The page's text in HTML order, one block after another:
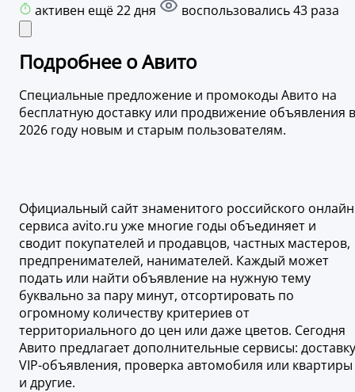
активен ещё 22 дня
воспользовались 43 раза
Подробнее о Авито
Специальные предложение и промокоды Авито на
бесплатную доставку или продвижение объявления в
2026 году новым и старым пользователям.
Официальный сайт знаменитого российского онлайн
сервиса avito.ru уже многие годы объединяет и
сводит покупателей и продавцов, частных мастеров,
предпренимателей, нанимателей. Каждый может
подать или найти объявление на нужную тему
буквально за пару минут, отсортировать по
огромному количеству критериев от
территориального до цен или даже цветов. Сегодня
Авито предлагает дополнительные сервисы:
VIP-объявления, проверка автомобиля или квартиры
и другие.